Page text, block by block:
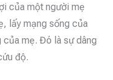
của một người mẹ
lấy mạng sống của
của mẹ. Đó là sự dâng
độ.